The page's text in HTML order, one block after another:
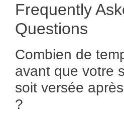
Frequently
Questions
Combien de
avant que votre
soit versée
?